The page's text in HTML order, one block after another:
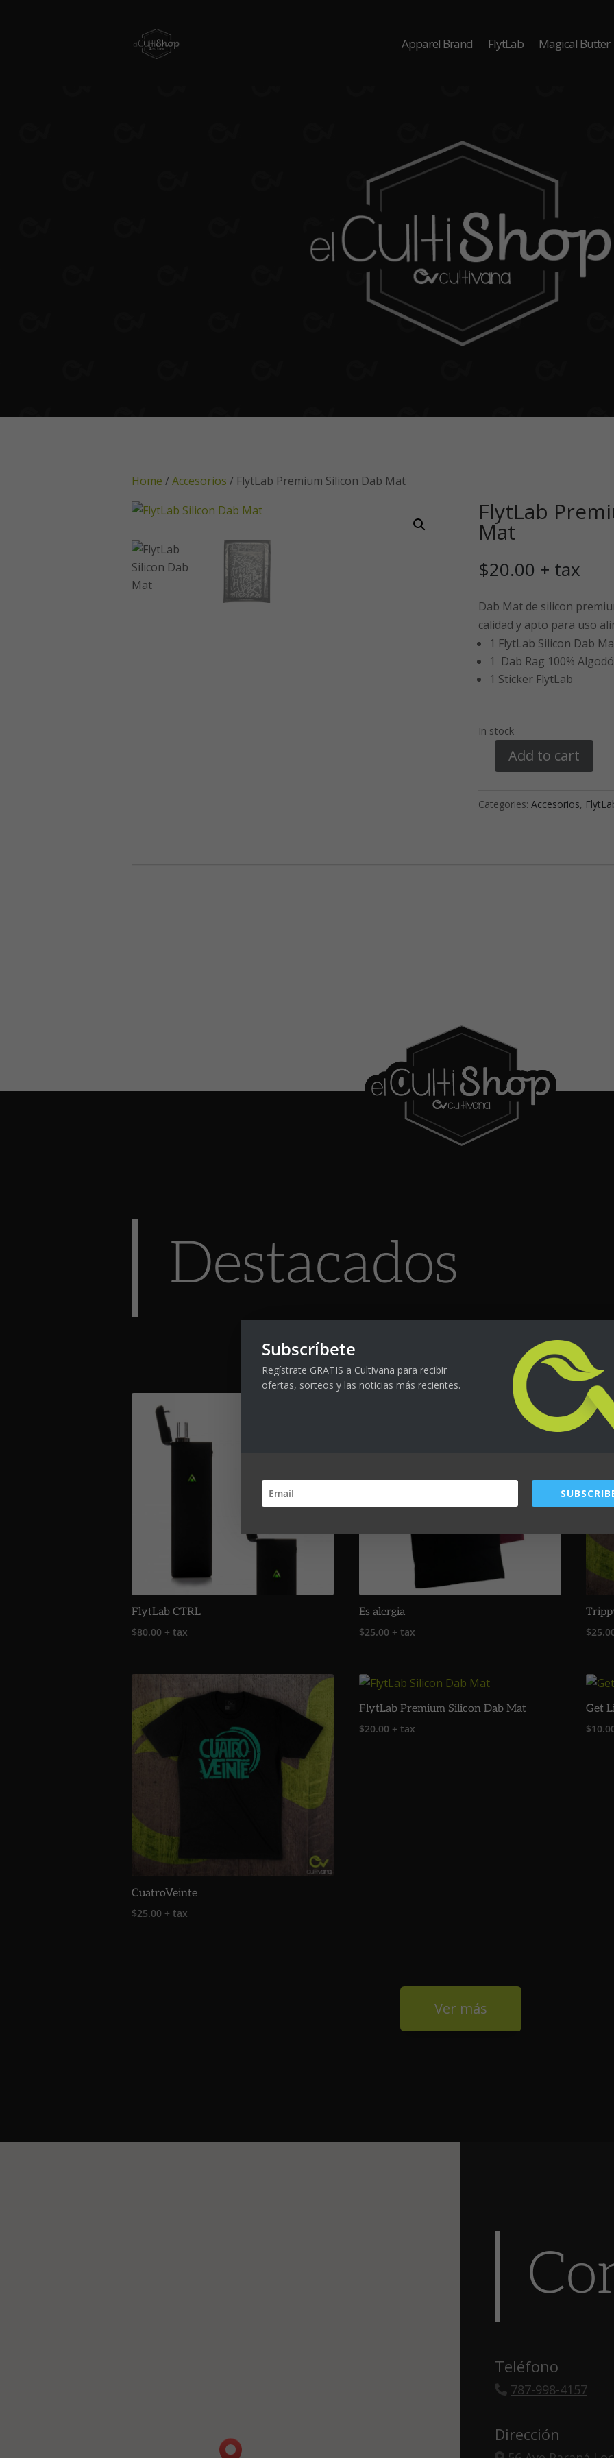
Apparel Brand FlytLab Magical Butter
Home /Accesorios / FlytLab Premium Silicon Dab Mat
FlytLab
Mat
$20.00 + tax
Dab Mat de silicon
calidad y apto para uso
1 FlytLab Silicon Dab
1 Dab Rag 100%
1 Sticker FlytLab
In stock
FlytLab
Silicon
Add to cart
Categories:Accesorios,
Destacados
FlytLab CTRL
$80.00 + tax
Es alergia
$25.00 + tax
$
CuatroVeinte
$25.00 + tax
FlytLab Premium Silicon Dab Mat
$20.00 + tax
Get
$
Ver más
Teléfono
787-998-4157
Dirección
Subscríbete
Regístrate GRATIS a Cultivana para recibir
ofertas, sorteos y las noticias más recientes.